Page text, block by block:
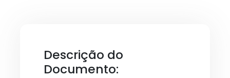
Descrição do
Documento: